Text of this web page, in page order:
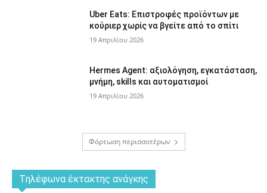
Uber Eats: Επιστροφές προϊόντων με
κούριερ χωρίς να βγείτε από το σπίτι
19 Απριλίου 2026
Hermes Agent: αξιολόγηση, εγκατάσταση,
μνήμη, skills και αυτοματισμοί
19 Απριλίου 2026
Φόρτωση περισσοτέρων
Tηλέφωνα έκτακτης ανάγκης